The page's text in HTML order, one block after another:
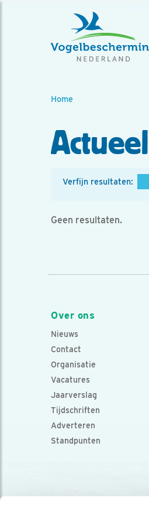
Home
Actueel
Verfijn resultaten:
Geen resultaten.
Over ons
Nieuws
Contact
Organisatie
Vacatures
Jaarverslag
Tijdschriften
Adverteren
Standpunten